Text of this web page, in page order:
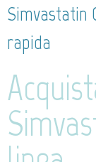
Simvastatin
rapida